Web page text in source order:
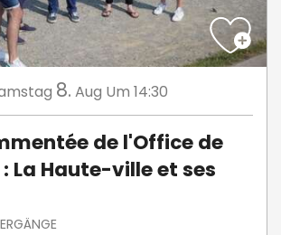
8. Aug Um 14:30
de l'Office de
La Haute-ville et ses